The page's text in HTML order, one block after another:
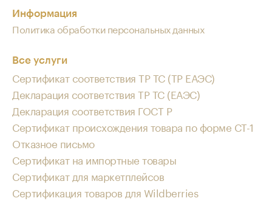
Информация
Политика обработки персональных данных
Все услуги
Сертификат соответствия ТР ТС (ТР ЕАЭС)
Декларация соответствия ТР ТС (ЕАЭС)
Декларация соответствия ГОСТ Р
Сертификат происхождения товара по форме СТ-1
Отказное письмо
Сертификат на импортные товары
Сертификат для маркетплейсов
Сертификация товаров для Wildberries